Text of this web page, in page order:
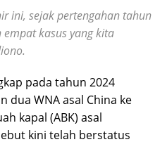
ini, sejak pertengahan tahun
kasus yang kita
pada tahun 2024
dua WNA asal China ke
kapal (ABK) asal
kini telah berstatus